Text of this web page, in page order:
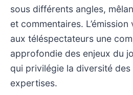
sous différents angles,
et commentaires.
aux téléspectateurs une
approfondie des enjeux du
qui privilégie la diversité
expertises.